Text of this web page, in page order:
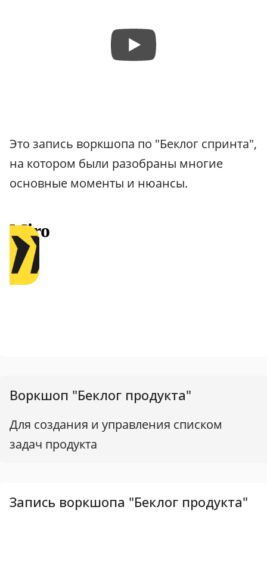
Это запись воркшопа по "Беклог спринта",
на котором были разобраны многие
основные моменты и нюансы.
Воркшоп "Беклог продукта"
Для создания и управления списком
задач продукта
Запись воркшопа "Беклог продукта"